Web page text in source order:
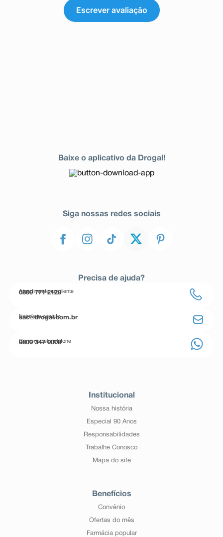
Escrever avaliação
Baixe o aplicativo da Drogal!
Siga nossas redes sociais
Precisa de ajuda?
Atendimento ao cliente
0800 771 2120
Entre em contato
sac@drogal.com.br
Compre pelo telefone
0800 347 0000
Institucional
Nossa história
Especial 90 Anos
Responsabilidades
Trabalhe Conosco
Mapa do site
Benefícios
Convênio
Ofertas do mês
Farmácia popular